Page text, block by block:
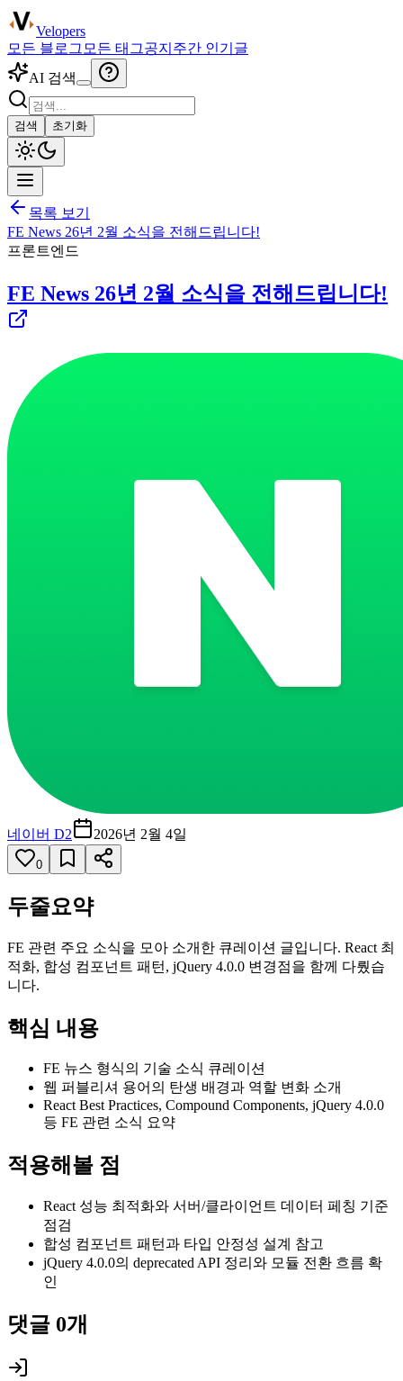
Velopers
모든 블로그 모든 태그공지 주간 인기글
AI 검색
검색 초기화
목록 보기
FE News 26년 2월 소식을 전해드립니다!
프론트엔드
FE News 26년 2월 소식을 전해드립니다!
네이버 D2 2026년 2월 4일
0
두줄요약
FE 관련 주요 소식을 모아 소개한 큐레이션 글입니다. React 최
적화, 합성 컴포넌트 패턴, jQuery 4.0.0 변경점을 함께 다뤘습
니다.
핵심 내용
FE 뉴스 형식의 기술 소식 큐레이션
웹 퍼블리셔 용어의 탄생 배경과 역할 변화 소개
React Best Practices, Compound Components, jQuery 4.0.0
등 FE 관련 소식 요약
적용해볼 점
React 성능 최적화와 서버/클라이언트 데이터 페칭 기준
점검
합성 컴포넌트 패턴과 타입 안정성 설계 참고
jQuery 4.0.0의 deprecated API 정리와 모듈 전환 흐름 확
인
댓글 0개